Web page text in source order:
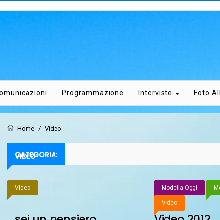
Programmazione Interviste Foto
Home / Video
CATEGORIA:
VIDEO
Video Modella Oggi
Video